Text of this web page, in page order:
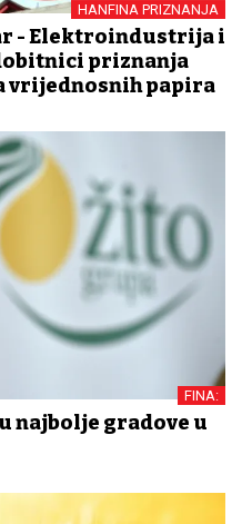
HANFINA PRIZNANJA
- Elektroindustrija i
priznanja
vrijednosnih papira
FINA:
najbolje gradove u